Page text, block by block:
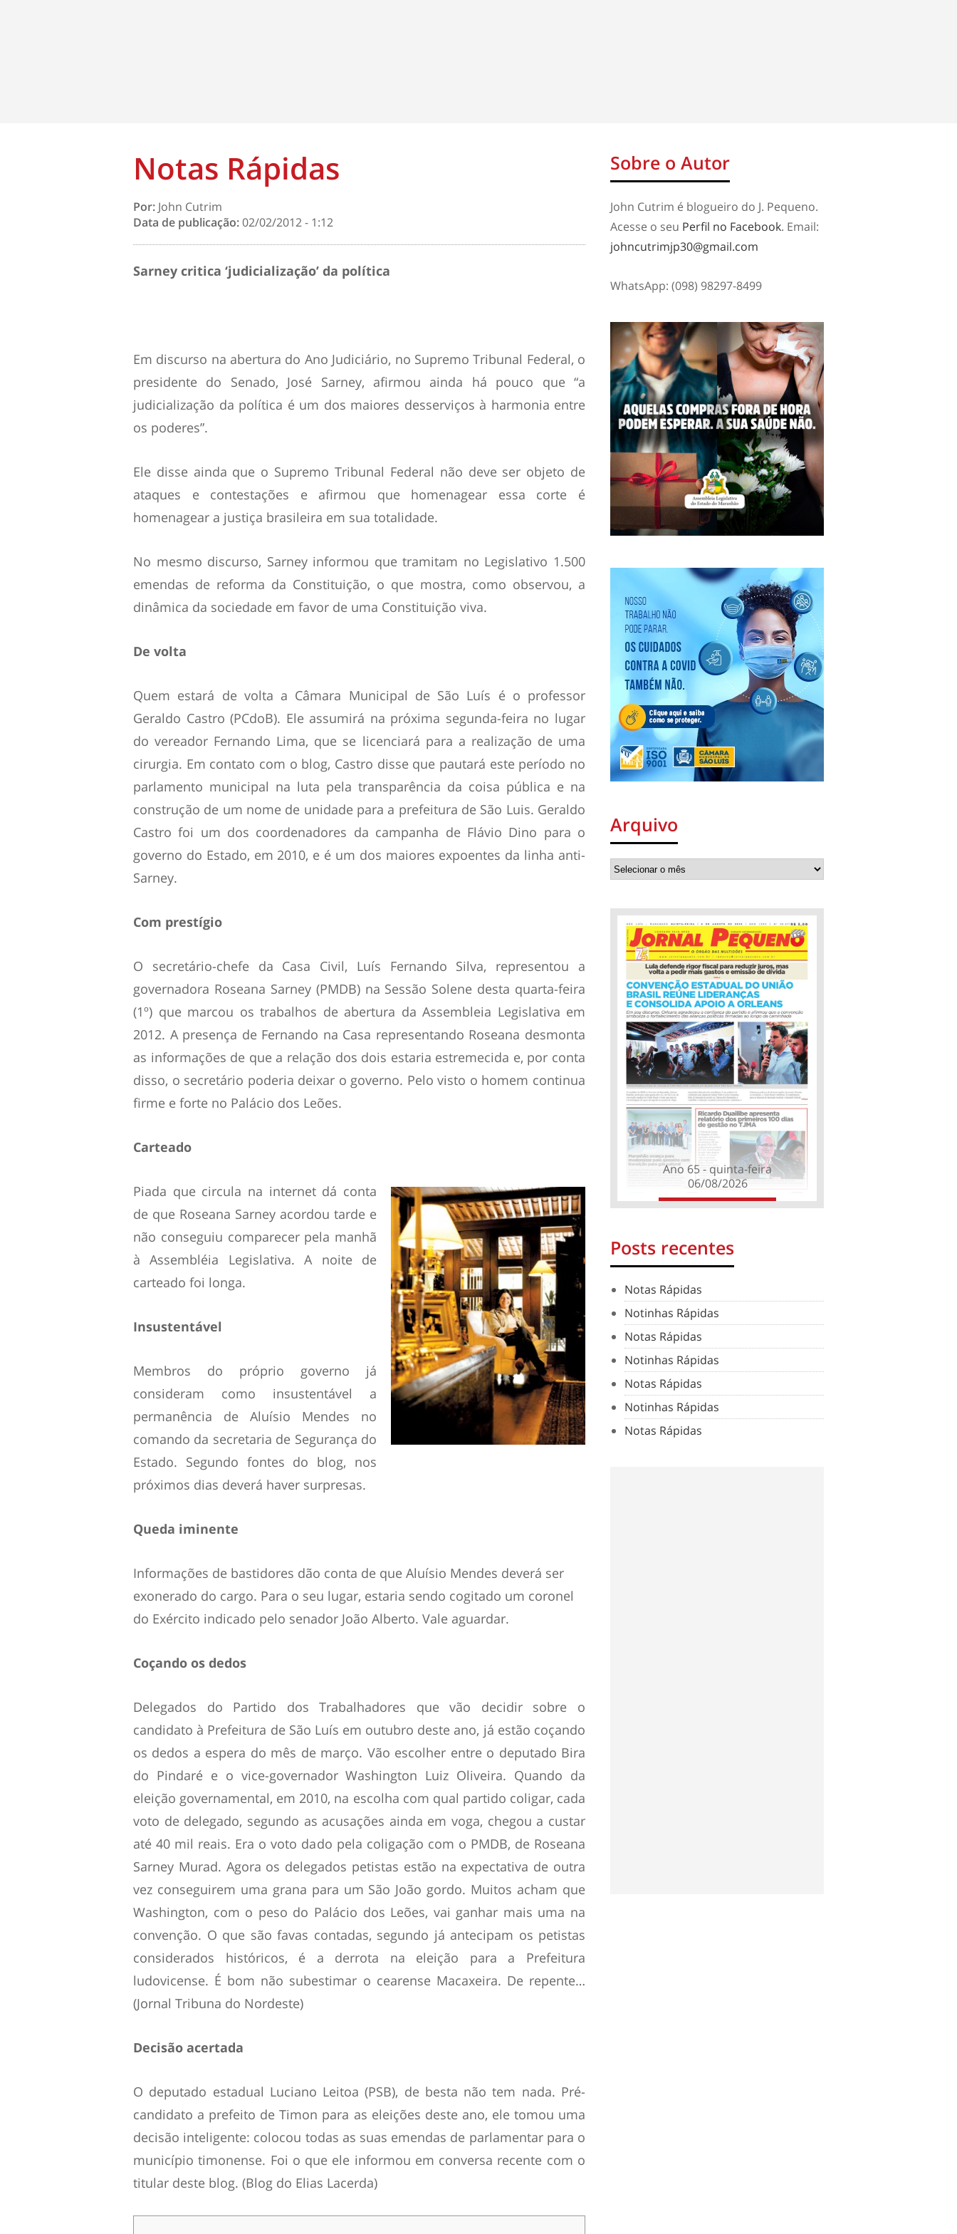
Notas Rápidas
Por: John Cutrim
Data de publicação:02/02/2012 - 1:12
Sarney critica ‘judicialização’ da política
Em discurso na abertura do Ano Judiciário, no Supremo Tribunal Federal, o
presidente do Senado, José Sarney, afirmou ainda há pouco que “a
judicialização da política é um dos maiores desserviços à harmonia entre
os poderes”.
Ele disse ainda que o Supremo Tribunal Federal não deve ser objeto de
ataques e contestações e afirmou que homenagear essa corte é
homenagear a justiça brasileira em sua totalidade.
No mesmo discurso, Sarney informou que tramitam no Legislativo 1.500
emendas de reforma da Constituição, o que mostra, como observou, a
dinâmica da sociedade em favor de uma Constituição viva.
De volta
Quem estará de volta a Câmara Municipal de São Luís é o professor
Geraldo Castro (PCdoB). Ele assumirá na próxima segunda-feira no lugar
do vereador Fernando Lima, que se licenciará para a realização de uma
cirurgia. Em contato com o blog, Castro disse que pautará este período no
parlamento municipal na luta pela transparência da coisa pública e na
construção de um nome de unidade para a prefeitura de São Luis. Geraldo
Castro foi um dos coordenadores da campanha de Flávio Dino para o
governo do Estado, em 2010, e é um dos maiores expoentes da linha anti-
Sarney.
Com prestígio
O secretário-chefe da Casa Civil, Luís Fernando Silva, representou a
governadora Roseana Sarney (PMDB) na Sessão Solene desta quarta-feira
(1º) que marcou os trabalhos de abertura da Assembleia Legislativa em
2012. A presença de Fernando na Casa representando Roseana desmonta
as informações de que a relação dos dois estaria estremecida e, por conta
disso, o secretário poderia deixar o governo. Pelo visto o homem continua
firme e forte no Palácio dos Leões.
Carteado
Piada que circula na internet dá conta
de que Roseana Sarney acordou tarde e
não conseguiu comparecer pela manhã
à Assembléia Legislativa. A noite de
carteado foi longa.
Insustentável
Membros do próprio governo já
consideram como insustentável a
permanência de Aluísio Mendes no
comando da secretaria de Segurança do
Estado. Segundo fontes do blog, nos
próximos dias deverá haver surpresas.
Queda iminente
Informações de bastidores dão conta de que Aluísio Mendes deverá ser
exonerado do cargo. Para o seu lugar, estaria sendo cogitado um coronel
do Exército indicado pelo senador João Alberto. Vale aguardar.
Coçando os dedos
Delegados do Partido dos Trabalhadores que vão decidir sobre o
candidato à Prefeitura de São Luís em outubro deste ano, já estão coçando
os dedos a espera do mês de março. Vão escolher entre o deputado Bira
do Pindaré e o vice-governador Washington Luiz Oliveira. Quando da
eleição governamental, em 2010, na escolha com qual partido coligar, cada
voto de delegado, segundo as acusações ainda em voga, chegou a custar
até 40 mil reais. Era o voto dado pela coligação com o PMDB, de Roseana
Sarney Murad. Agora os delegados petistas estão na expectativa de outra
vez conseguirem uma grana para um São João gordo. Muitos acham que
Washington, com o peso do Palácio dos Leões, vai ganhar mais uma na
convenção. O que são favas contadas, segundo já antecipam os petistas
considerados históricos, é a derrota na eleição para a Prefeitura
ludovicense. É bom não subestimar o cearense Macaxeira. De repente…
(Jornal Tribuna do Nordeste)
Decisão acertada
O deputado estadual Luciano Leitoa (PSB), de besta não tem nada. Pré-
candidato a prefeito de Timon para as eleições deste ano, ele tomou uma
decisão inteligente: colocou todas as suas emendas de parlamentar para o
município timonense. Foi o que ele informou em conversa recente com o
titular deste blog. (Blog do Elias Lacerda)
Sobre o Autor
John Cutrim é blogueiro do J. Pequeno.
Acesse o seu Perfil no Facebook. Email:
johncutrimjp30@gmail.com
WhatsApp: (098) 98297-8499
Arquivo
Ano 65 - quinta-feira
06/08/2026
Posts recentes
Notas Rápidas
Notinhas Rápidas
Notas Rápidas
Notinhas Rápidas
Notas Rápidas
Notinhas Rápidas
Notas Rápidas